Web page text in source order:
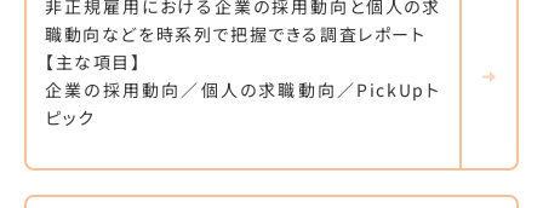
非正規雇用における企業の採用動向と個人の求
職動向などを時系列で把握できる調査レポート
【主な項目】
企業の採用動向／個人の求職動向／PickUpト
ピック